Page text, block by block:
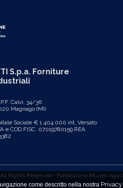
come descritto nella nostra
S.p.a. Forniture
Calvi, 34/36
Magnago (MI)
Sociale € 1.404.000 int. Versato
e COD.FISC. 07019780159 REA
Rights Reserved • Fondazione Museo